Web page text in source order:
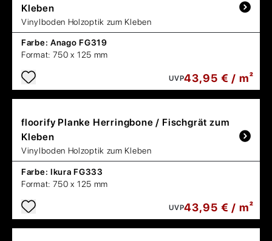
Kleben
Vinylboden Holzoptik zum Kleben
Farbe: Anago FG319
Format: 750 x 125 mm
UVP43,95 € / m²
floorify Planke Herringbone / Fischgrät zum
Kleben
Vinylboden Holzoptik zum Kleben
Farbe: Ikura FG333
Format: 750 x 125 mm
UVP43,95 € / m²